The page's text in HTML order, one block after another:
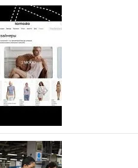
свои новинки
Guangzhou Lihuang
моды Китая, является
и…
Lamoda - новый
марок